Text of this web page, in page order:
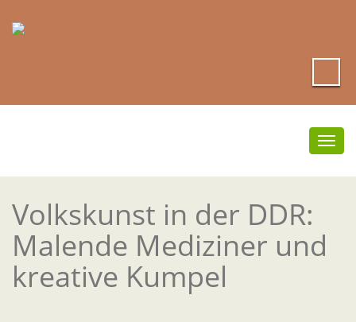
Volkskunst in der DDR:
Malende Mediziner und
kreative Kumpel